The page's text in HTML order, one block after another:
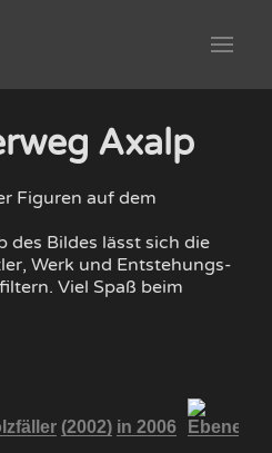
Axalp
Figuren auf dem
des Bildes lässt sich die
Werk und Entstehungs-
Viel Spaß beim
(2002) in 2006 Ebener,